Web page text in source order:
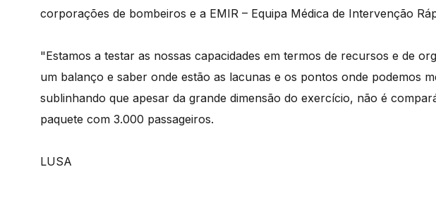
corporações de bombeiros e a EMIR – Equipa Médica de Intervenção
"Estamos a testar as nossas capacidades em termos de recursos e de
um balanço e saber onde estão as lacunas e os pontos onde podemos
sublinhando que apesar da grande dimensão do exercício, não é
paquete com 3.000 passageiros.
LUSA